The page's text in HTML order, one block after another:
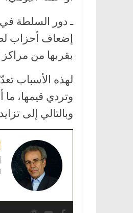
ـ دور السلطة
إضعاف أحزاب
بقربها من
لهذه الأسباب
وتردي قيمها،
وبالتالي إلى